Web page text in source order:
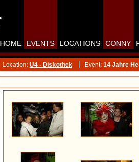
HOME EVENTS LOCATIONS CONNY
Location: U4 - Diskothek Event: 14 Jahre